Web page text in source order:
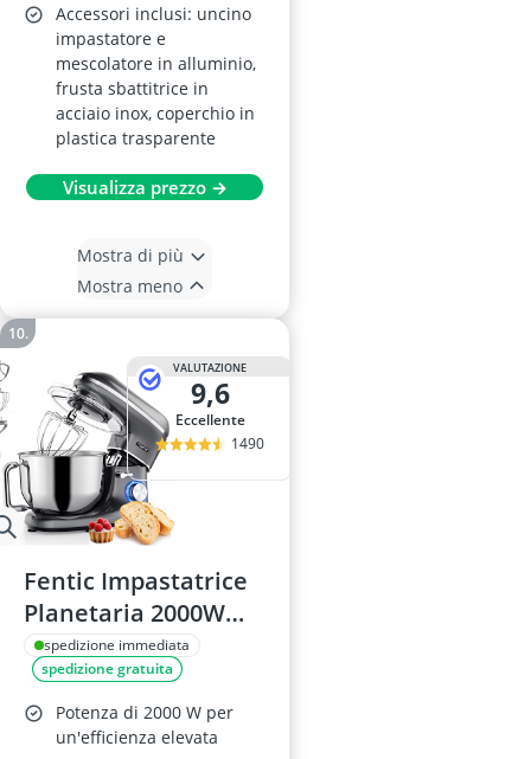
Accessori inclusi: uncino
impastatore e
mescolatore in alluminio,
frusta sbattitrice in
acciaio inox, coperchio in
plastica trasparente
Visualizza prezzo →
Mostra di più
Mostra meno
VALUTAZIONE
9,6
Eccellente
1490
Fentic Impastatrice
Planetaria 2000W
con Ciotola 6,2L
spedizione immediata
spedizione gratuita
Potenza di 2000 W per
un'efficienza elevata